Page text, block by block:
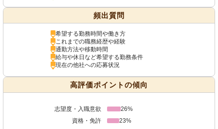
頻出質問
希望する勤務時間や働き方
これまでの職務経歴や経験
通勤方法や移動時間
給与や休日など希望する勤務条件
現在の他社への応募状況
高評価ポイントの傾向
志望度・入職意欲
26%
資格・免許
23%